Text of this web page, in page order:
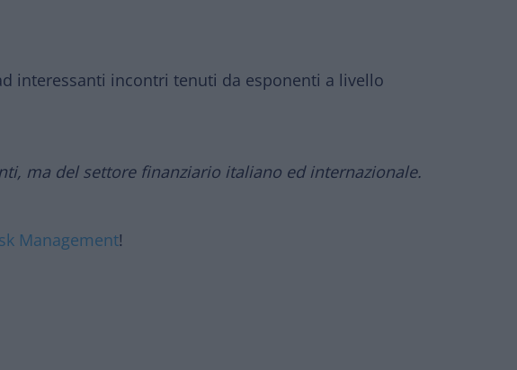
interessanti incontri tenuti da esponenti a livello
ma del settore finanziario italiano ed internazionale.
Management!